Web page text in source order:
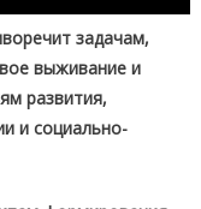
задачам,
выживание и
развития,
и социально-